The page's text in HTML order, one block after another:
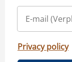
Privacy policy